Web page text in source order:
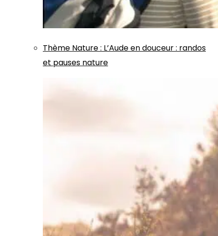
Thème Nature: L’Aude en douceur : randos
et pauses nature